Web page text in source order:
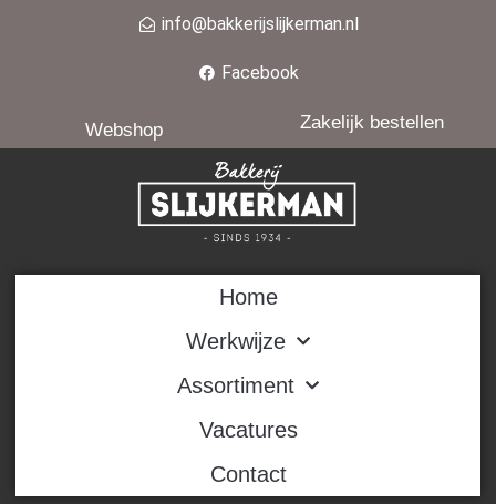
info@bakkerijslijkerman.nl
Facebook
Webshop Zakelijk bestellen
Home
Werkwijze
Assortiment
Vacatures
Contact